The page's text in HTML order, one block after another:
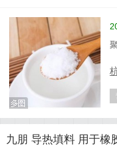
九朋 导热填料 用于橡